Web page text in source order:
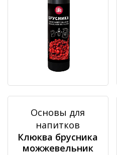
Основы для
напитков
Клюква брусника
можжевельник